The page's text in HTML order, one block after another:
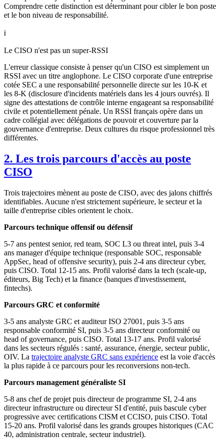
Comprendre cette distinction est déterminant pour cibler le bon poste
et le bon niveau de responsabilité.
ℹ️
Le CISO n'est pas un super-RSSI
L'erreur classique consiste à penser qu'un CISO est simplement un
RSSI avec un titre anglophone. Le CISO corporate d'une entreprise
cotée SEC a une responsabilité personnelle directe sur les 10-K et
les 8-K (disclosure d'incidents matériels dans les 4 jours ouvrés). Il
signe des attestations de contrôle interne engageant sa responsabilité
civile et potentiellement pénale. Un RSSI français opère dans un
cadre collégial avec délégations de pouvoir et couverture par la
gouvernance d'entreprise. Deux cultures du risque professionnel très
différentes.
2. Les trois parcours d'accès au poste
CISO
Trois trajectoires mènent au poste de CISO, avec des jalons chiffrés
identifiables. Aucune n'est strictement supérieure, le secteur et la
taille d'entreprise cibles orientent le choix.
Parcours technique offensif ou défensif
5-7 ans pentest senior, red team, SOC L3 ou threat intel, puis 3-4
ans manager d'équipe technique (responsable SOC, responsable
AppSec, head of offensive security), puis 2-4 ans directeur cyber,
puis CISO. Total 12-15 ans. Profil valorisé dans la tech (scale-up,
éditeurs, Big Tech) et la finance (banques d'investissement,
fintechs).
Parcours GRC et conformité
3-5 ans analyste GRC et auditeur ISO 27001, puis 3-5 ans
responsable conformité SI, puis 3-5 ans directeur conformité ou
head of governance, puis CISO. Total 13-17 ans. Profil valorisé
dans les secteurs régulés : santé, assurance, énergie, secteur public,
OIV. La trajectoire analyste GRC sans expérience est la voie d'accès
la plus rapide à ce parcours pour les reconversions non-tech.
Parcours management généraliste SI
5-8 ans chef de projet puis directeur de programme SI, 2-4 ans
directeur infrastructure ou directeur SI d'entité, puis bascule cyber
progressive avec certifications CISM et CCISO, puis CISO. Total
15-20 ans. Profil valorisé dans les grands groupes historiques (CAC
40, administration centrale, secteur industriel).